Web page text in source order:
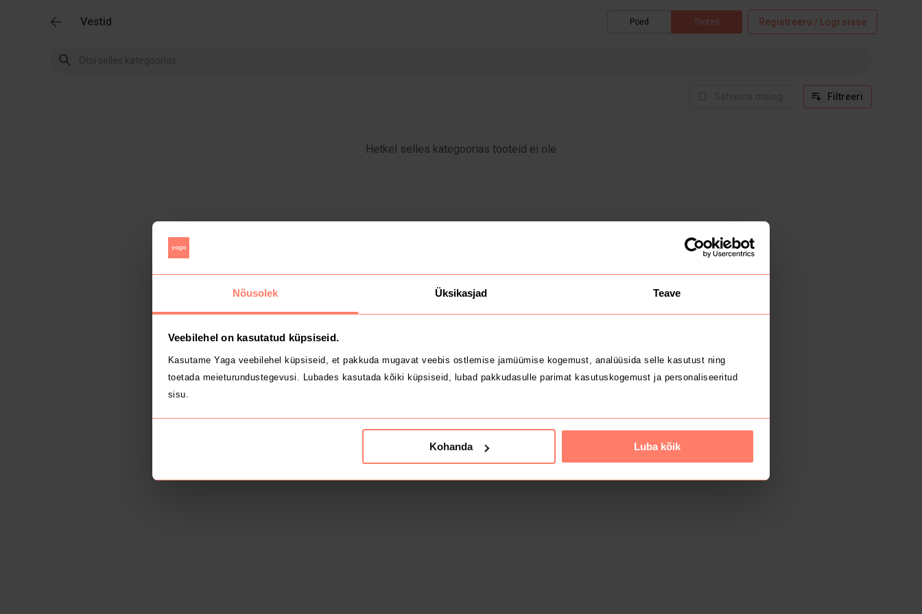
Nõusolek Üksikasjad Teave
Veebilehel on kasutatud küpsiseid.
Kasutame Yaga veebilehel küpsiseid, et pakkuda mugavat veebis ostlemise jamüümise kogemust, analüüsida selle kasutust ning
toetada meieturundustegevusi. Lubades kasutada kõiki küpsiseid, lubad pakkudasulle parimat kasutuskogemust ja personaliseeritud
sisu.
Kohanda Luba kõik
Vestid Poed Tooted Registreeru / Logi sisse
Filtreeri
Hetkel selles kategoorias tooteid ei ole